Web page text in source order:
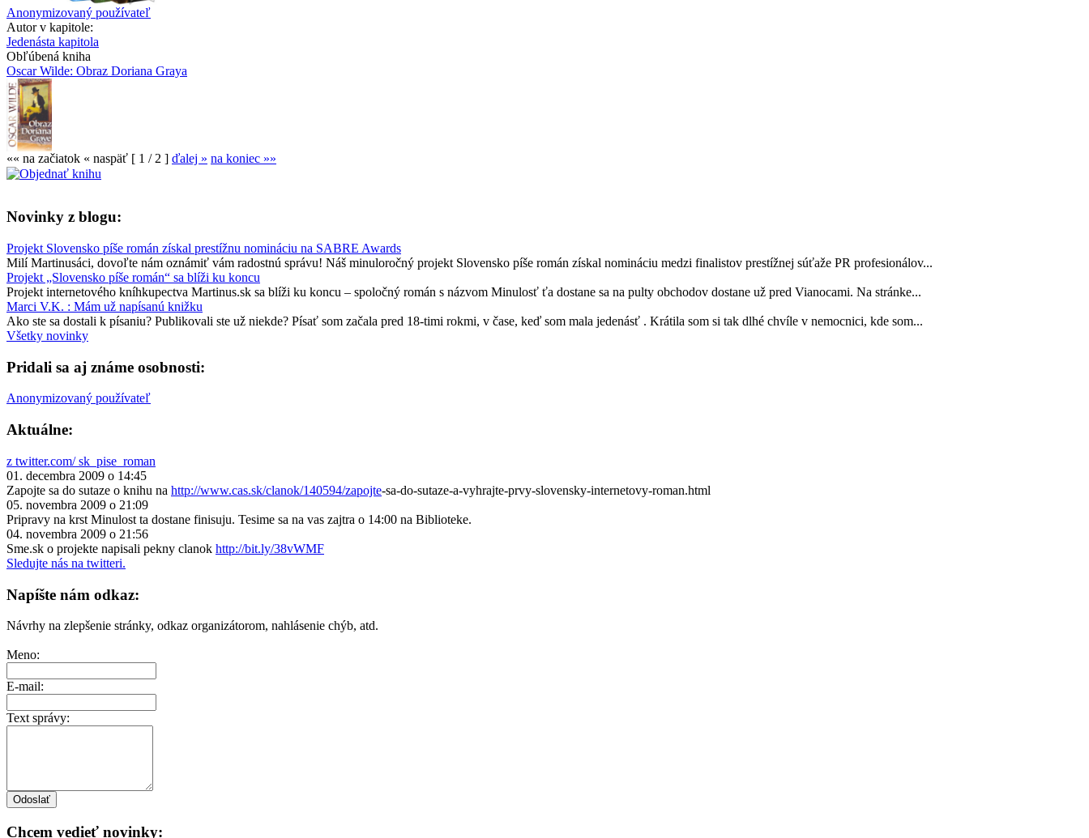
Anonymizovaný používateľ
Autor v kapitole:
Jedenásta kapitola
Obľúbená kniha
Oscar Wilde: Obraz Doriana Graya
«« na začiatok « naspäť [ 1 / 2 ] ďalej » na koniec »»
Novinky z blogu:
Projekt Slovensko píše román získal prestížnu nomináciu na SABRE Awards
Milí Martinusáci, dovoľte nám oznámiť vám radostnú správu! Náš minuloročný projekt Slovensko píše román získal nomináciu medzi finalistov prestížnej súťaže PR profesionálov...
Projekt „Slovensko píše román“ sa blíži ku koncu
Projekt internetového kníhkupectva Martinus.sk sa blíži ku koncu – spoločný román s názvom Minulosť ťa dostane sa na pulty obchodov dostane už pred Vianocami. Na stránke...
Marci V.K. : Mám už napísanú knižku
Ako ste sa dostali k písaniu? Publikovali ste už niekde? Písať som začala pred 18-timi rokmi, v čase, keď som mala jedenásť . Krátila som si tak dlhé chvíle v nemocnici, kde som...
Všetky novinky
Pridali sa aj známe osobnosti:
Anonymizovaný používateľ
Aktuálne:
z twitter.com/ sk_pise_roman
01. decembra 2009 o 14:45
Zapojte sa do sutaze o knihu na http://www.cas.sk/clanok/140594/zapojte-sa-do-sutaze-a-vyhrajte-prvy-slovensky-internetovy-roman.html
05. novembra 2009 o 21:09
Pripravy na krst Minulost ta dostane finisuju. Tesime sa na vas zajtra o 14:00 na Biblioteke.
04. novembra 2009 o 21:56
Sme.sk o projekte napisali pekny clanok http://bit.ly/38vWMF
Sledujte nás na twitteri.
Napíšte nám odkaz:
Návrhy na zlepšenie stránky, odkaz organizátorom, nahlásenie chýb, atd.
Meno:
E-mail:
Text správy:
Chcem vedieť novinky: